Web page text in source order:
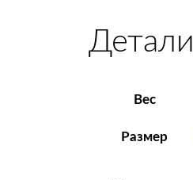
Детали
Вес
Размер